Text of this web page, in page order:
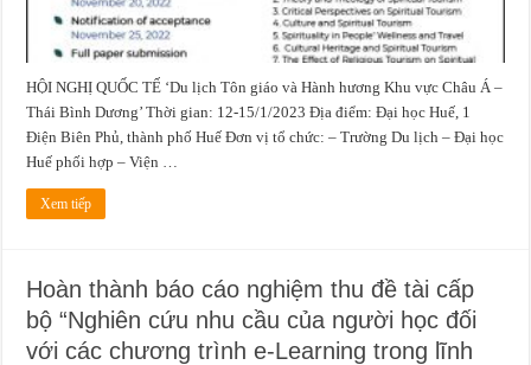
–
Thái
báo
bài
Phiên
hội
tại
Việt
Nam”
HỘI NGHỊ QUỐC TẾ ‘Du lịch Tôn giáo và Hành hương Khu vực Châu Á –
Thái Bình Dương’ Thời gian: 12-15/1/2023 Địa điểm: Đại học Huế, 1
Điện Biên Phủ, thành phố Huế Đơn vị tổ chức: – Trường Du lịch – Đại học
Huế phối hợp – Viện …
Xem tiếp
Hoàn thành báo cáo nghiệm thu đề tài cấp
bộ “Nghiên cứu nhu cầu của người học đối
với các chương trình e-Learning trong lĩnh